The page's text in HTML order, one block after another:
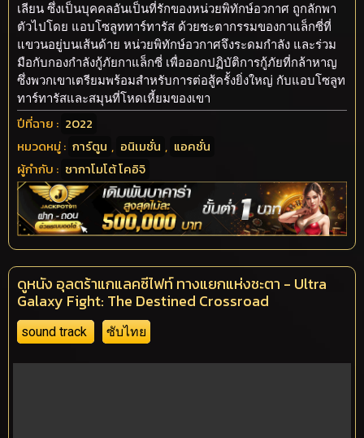
เลียน ซึ่งเป็นบุคคลอันเป็นที่รักของหน่วยพิทักษ์อวกาศ ถูกลักพา
ตัวไปโดย แอบโซลูททาร์ทารัส ด้วยชะตากรรมของกาแล็กซี่ที่
แขวนอยู่บนเส้นด้าย หน่วยพิทักษ์อวกาศจึงระดมกำลัง และร่วม
มือกับกองกำลังกู้ภัยกาแล็กซี่ เพื่อออกปฏิบัติการกู้ภัยที่กล้าหาญ
ซึ่งพวกเขาเตรียมพร้อมสำหรับการต่อสู้ครั้งยิ่งใหญ่ กับแอบโซลูท
ทาร์ทารัสและสมุนที่โหดเหี้ยมของเขา
ปีที่ฉาย : 2022
หมวดหมู่ : การ์ตูน , อนิเมชั่น , แอคชั่น
ผู้กำกับ : ซากาโมโต้ โคอิจิ
ดูหนัง อุลตร้าแกแลคซีไฟท์ ทางแยกแห่งชะตา - Ultra
Galaxy Fight: The Destined Crossroad
sound track ซับไทย